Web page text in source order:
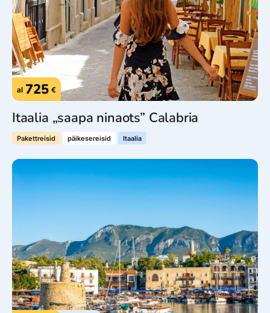
al 725 €
Itaalia „saapa ninaots” Calabria
Pakettreisid päikesereisid Itaalia